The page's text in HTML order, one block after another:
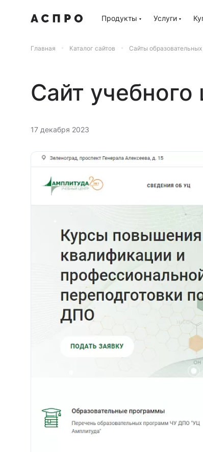
Продукты Услуги
Главная Каталог сайтов Сайты
Сайт
17 декабря 2023